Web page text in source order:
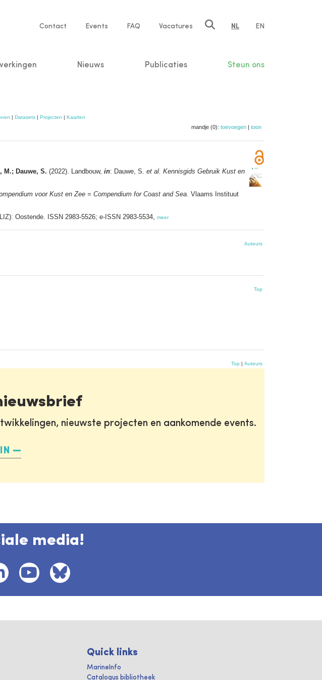
Service
Contact Events FAQ Vacatures NL EN
Nieuws Publicaties Steun ons
| Datasets| Projecten | Kaarten
mandje (0): toevoegen | toon
M.; Dauwe, S. (2022). Landbouw, in: Dauwe, S. et al. Kennisgids Gebruik Kust en
voor Kust en Zee = Compendium for Coast and Sea . Vlaams Instituut
Oostende. ISSN 2983-5526; e-ISSN 2983-5534, meer
Auteurs
Top
Top | Auteurs
nieuwste projecten en aankomende events.
media!
Quick links
MarineInfo
Catalogus bibliotheek